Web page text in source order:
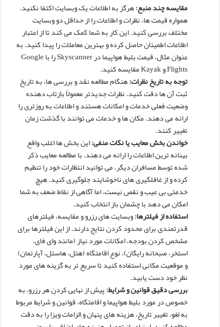
مقایسه چند منبع:هرگز به اطلاعات یک وبسایت اکتفا نکنید.
همواره قیمت ها، نظرات و اطلاعات را از حداقل دو وبسایت
مختلف بررسی کنید. این کار به شما کمک می کند تا از اعتبار
اطلاعات اطمینان حاصل کرده و بهترین معاملات را پیدا کنید. به
عنوان مثال، قیمت بلیط هواپیما در Skyscanner را با Google
Flights و Kayak مقایسه کنید.
توجه به تاریخ نظرات:هنگام مطالعه نقد و بررسی ها، به تاریخ
ثبت آن ها دقت کنید. نظرات جدیدتر معمولاً بازتاب دهنده
وضعیت فعلی خدمات و امکانات هستند و اطلاعات به روزتری را
ارائه می دهند. مکان ها و خدمات می توانند با گذشت زمان
تغییر کنند.
خواندن بخش معایب یا نکات منفی:این بخش ها اغلب واقع
بینانه ترین اطلاعات را ارائه می دهند. با مطالعه معایب ذکر
شده توسط مسافران دیگر، می توانید انتظارات خود را تنظیم
کرده و از غافلگیری های ناخوشایند جلوگیری کنید. هیچ
خدمتی بی عیب و نقص نیست، اما آگاهی از نقاط ضعف به شما
امکان می دهد با چشمان باز انتخاب کنید.
استفاده از فیلترها:وبسایت های رزرو و مقایسه، فیلترهای
قدرتمندی برای محدود کردن نتایج دارند. از این فیلترها برای
مشخص کردن بودجه، امکانات مورد نیاز (مانند وای فای،
استخر، صبحانه رایگان)، نوع اقامتگاه (هتل، هاستل، آپارتمان)
و موقعیت مکانی استفاده کنید تا سریع تر به گزینه های مورد
نظر خود دست یابید.
بررسی دقیق قوانین و شرایط:پیش از نهایی کردن هر رزرو، به
خصوص در مورد بلیط هواپیما و اقامتگاه، قوانین و شرایط مربوط
به لغو، تغییر تاریخ، هزینه های پنهان و الزامات ویزا را به دقت